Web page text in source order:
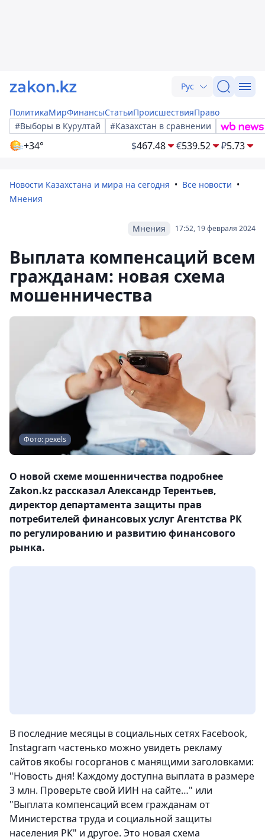
Рус
ПолитикаМирФинансыСтатьиПроисшествияПраво
#Выборы в Курултай
#Казахстан в сравнении
+34° $467.48 €539.52 ₽5.73
Новости Казахстана и мира на сегодня
Все новости
Мнения
17:52, 19 февраля 2024
Мнения
Выплата компенсаций всем
гражданам: новая схема
мошенничества
Фото: pexels
О новой схеме мошенничества подробнее
Zakon.kz рассказал Александр Терентьев,
директор департамента защиты прав
потребителей финансовых услуг Агентства РК
по регулированию и развитию финансового
рынка.
В последние месяцы в социальных сетях Facebook,
Instagram частенько можно увидеть рекламу
сайтов якобы госорганов с манящими заголовками:
"Новость дня! Каждому доступна выплата в размере
3 млн. Проверьте свой ИИН на сайте…" или
"Выплата компенсаций всем гражданам от
Министерства труда и социальной защиты
населения РК" и другое. Это новая схема